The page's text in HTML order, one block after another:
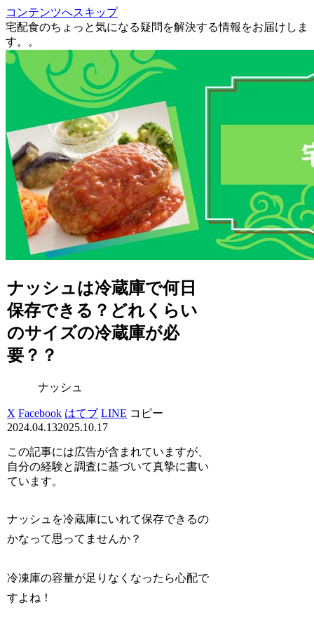
コンテンツへスキップ
宅配食のちょっと気になる疑問を解決する情報をお届けしま
す。。
ナッシュは冷蔵庫で何日
保存できる？どれくらい
のサイズの冷蔵庫が必
要？？
ナッシュ
X Facebook はてブ LINE コピー
2024.04.132025.10.17
この記事には広告が含まれていますが、
自分の経験と調査に基づいて真摯に書い
ています。
ナッシュを冷蔵庫にいれて保存できるの
かなって思ってませんか？
冷凍庫の容量が足りなくなったら心配で
すよね！